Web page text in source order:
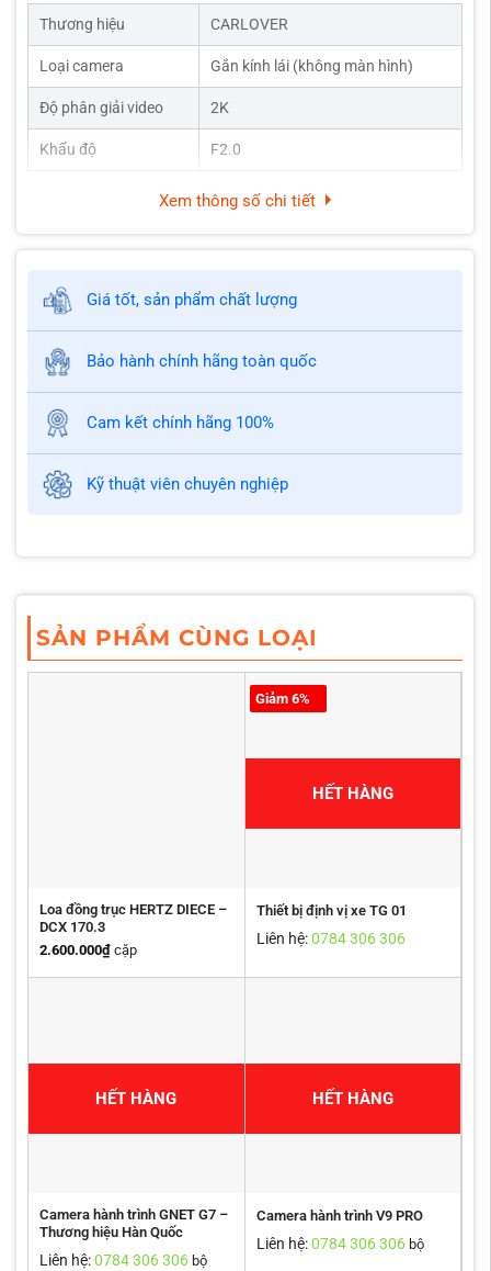
Thương hiệu CARLOVER
Loại camera Gắn kính lái (không màn hình)
Độ phân giải video 2K
Khẩu độ F2.0
Xem thông số chi tiết
Giá tốt, sản phẩm chất lượng
Bảo hành chính hãng toàn quốc
Cam kết chính hãng 100%
Kỹ thuật viên chuyên nghiệp
SẢN PHẨM CÙNG LOẠI
Loa đồng trục HERTZ DIECE –
DCX 170.3
2.600.000₫ cặp
Giảm 6%
HẾT HÀNG
Thiết bị định vị xe TG 01
Liên hệ:0784 306 306
HẾT HÀNG
Camera hành trình GNET G7 –
Thương hiệu Hàn Quốc
Liên hệ:0784 306 306 bộ
HẾT HÀNG
Camera hành trình V9 PRO
Liên hệ:0784 306 306bộ